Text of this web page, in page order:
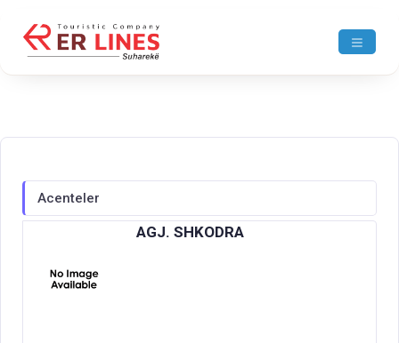
Acenteler
AGJ. SHKODRA